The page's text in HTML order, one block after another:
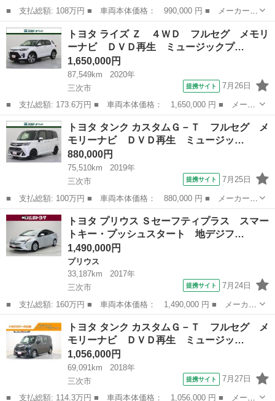
■ 支払総額: 108万円 ■ 車両本体価格： 990,000 円 ■ メーカー
名： トヨタ ■ 車種名： アクア ■ グレード名： Ｓ ワンセ
グ メモリーナビ ミュージックプレイヤー接続可 バックカメラ
衝突被害軽減シス...
広島 三次市 アクア
トヨタ ライズ Ｚ ４ＷＤ フルセグ メモリ
ーナビ ＤＶＤ再生 ミュージックプ…
1,650,000円
87,549km
2020年
三次市
提携サイト 7月26日
■ 支払総額: 173.6万円 ■ 車両本体価格： 1,650,000 円 ■ メーカ
ー名： トヨタ ■ 車種名： ライズ ■ グレード名： Ｚ ４Ｗ
Ｄ フルセグ メモリーナビ ＤＶＤ再生 ミュージックプレイヤー
接続可 バ...
広島 三次市 トヨタ
トヨタ タンク カスタムＧ－Ｔ フルセグ メ
モリーナビ ＤＶＤ再生 ミュージッ…
880,000円
75,510km
2019年
三次市
提携サイト 7月25日
■ 支払総額: 100万円 ■ 車両本体価格： 880,000 円 ■ メーカー
名： トヨタ ■ 車種名： タンク ■ グレード名： カスタムＧ－
Ｔ フルセグ メモリーナビ ＤＶＤ再生 ミュージックプレイヤー
接続可 バック...
広島 三次市 トヨタ
トヨタ プリウス Ｓセーフティプラス スマー
トキー・プッシュスタート 地デジフ…
1,490,000円
プリウス
33,187km
2017年
三次市
提携サイト 7月24日
■ 支払総額: 160万円 ■ 車両本体価格： 1,490,000 円 ■ メーカー
名： トヨタ ■ 車種名： プリウス ■ グレード名： Ｓセーフテ
ィプラス スマートキー・プッシュスタート 地デジフルセグ キー
フリー ア...
三次市 プリウス
トヨタ タンク カスタムＧ－Ｔ フルセグ メ
モリーナビ ＤＶＤ再生 ミュージッ…
1,056,000円
69,091km
2018年
三次市
提携サイト 7月27日
■ 支払総額: 114.3万円 ■ 車両本体価格： 1,056,000 円 ■ メーカ